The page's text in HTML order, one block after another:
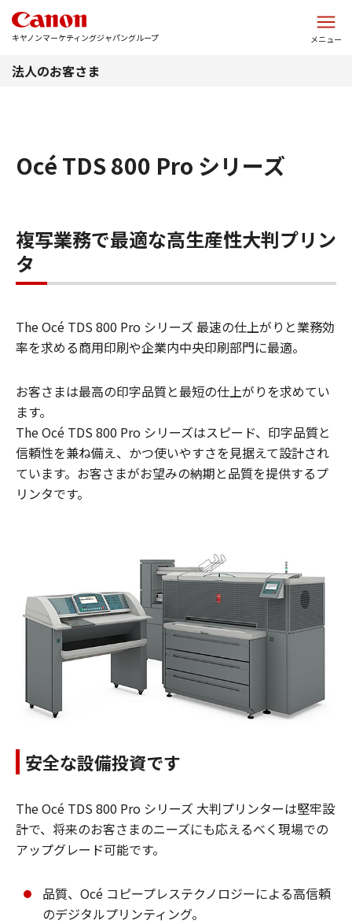
キヤノンマーケティングジャパングループ メニュー
法人のお客さま
Océ TDS 800 Pro シリーズ
複写業務で最適な高生産性大判プリン
タ
The Océ TDS 800 Pro シリーズ 最速の仕上がりと業務効
率を求める商用印刷や企業内中央印刷部門に最適。
お客さまは最高の印字品質と最短の仕上がりを求めてい
ます。
The Océ TDS 800 Pro シリーズはスピード、印字品質と
信頼性を兼ね備え、かつ使いやすさを見据えて設計され
ています。お客さまがお望みの納期と品質を提供するプ
リンタです。
安全な設備投資です
The Océ TDS 800 Pro シリーズ 大判プリンターは堅牢設
計で、将来のお客さまのニーズにも応えるべく現場での
アップグレード可能です。
品質、Océ コピープレステクノロジーによる高信頼
のデジタルプリンティング。